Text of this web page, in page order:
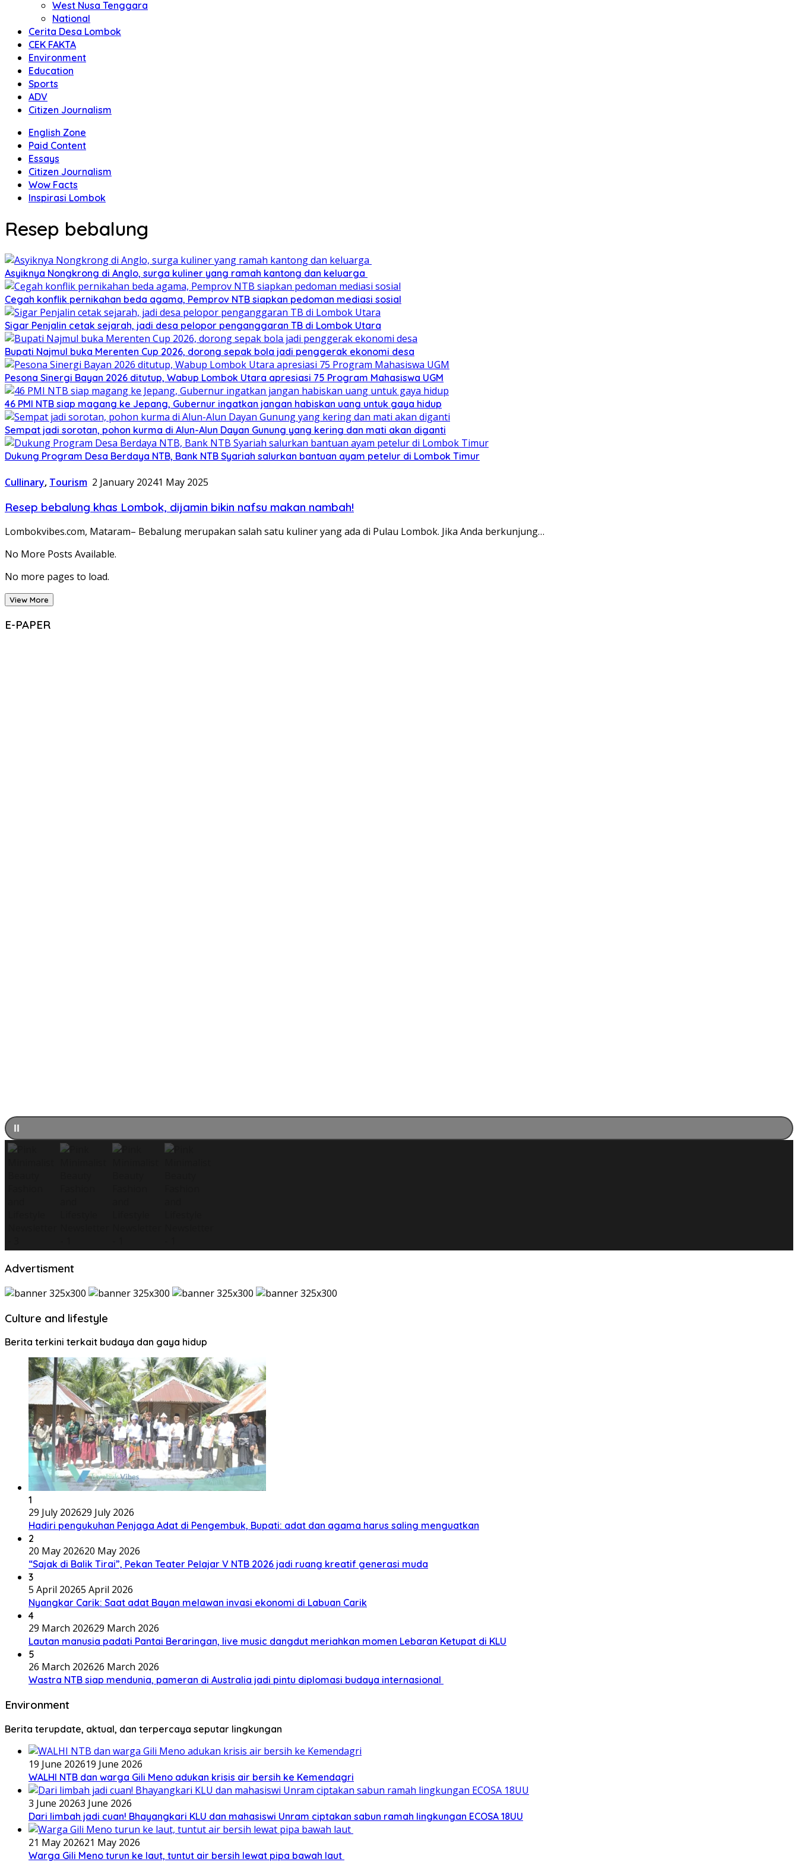
West Nusa Tenggara
National
Cerita Desa Lombok
CEK FAKTA
Environment
Education
Sports
ADV
Citizen Journalism
English Zone
Paid Content
Essays
Citizen Journalism
Wow Facts
Inspirasi Lombok
Resep bebalung
Asyiknya Nongkrong di Anglo, surga kuliner yang ramah kantong dan keluarga
Cegah konflik pernikahan beda agama, Pemprov NTB siapkan pedoman mediasi sosial
Sigar Penjalin cetak sejarah, jadi desa pelopor penganggaran TB di Lombok Utara
Bupati Najmul buka Merenten Cup 2026, dorong sepak bola jadi penggerak ekonomi desa
Pesona Sinergi Bayan 2026 ditutup, Wabup Lombok Utara apresiasi 75 Program Mahasiswa UGM
46 PMI NTB siap magang ke Jepang, Gubernur ingatkan jangan habiskan uang untuk gaya hidup
Sempat jadi sorotan, pohon kurma di Alun-Alun Dayan Gunung yang kering dan mati akan diganti
Dukung Program Desa Berdaya NTB, Bank NTB Syariah salurkan bantuan ayam petelur di Lombok Timur
Cullinary, Tourism 2 January 20241 May 2025
Resep bebalung khas Lombok, dijamin bikin nafsu makan nambah!
Lombokvibes.com, Mataram– Bebalung merupakan salah satu kuliner yang ada di Pulau Lombok. Jika Anda berkunjung…
No More Posts Available.
No more pages to load.
View More
E-PAPER
Advertisment
Culture and lifestyle
Berita terkini terkait budaya dan gaya hidup
1
29 July 202629 July 2026
Hadiri pengukuhan Penjaga Adat di Pengembuk, Bupati: adat dan agama harus saling menguatkan
2
20 May 202620 May 2026
“Sajak di Balik Tirai”, Pekan Teater Pelajar V NTB 2026 jadi ruang kreatif generasi muda
3
5 April 20265 April 2026
Nyangkar Carik: Saat adat Bayan melawan invasi ekonomi di Labuan Carik
4
29 March 202629 March 2026
Lautan manusia padati Pantai Beraringan, live music dangdut meriahkan momen Lebaran Ketupat di KLU
5
26 March 202626 March 2026
Wastra NTB siap mendunia, pameran di Australia jadi pintu diplomasi budaya internasional
Environment
Berita terupdate, aktual, dan terpercaya seputar lingkungan
19 June 202619 June 2026
WALHI NTB dan warga Gili Meno adukan krisis air bersih ke Kemendagri
3 June 20263 June 2026
Dari limbah jadi cuan! Bhayangkari KLU dan mahasiswi Unram ciptakan sabun ramah lingkungan ECOSA 18UU
21 May 202621 May 2026
Warga Gili Meno turun ke laut, tuntut air bersih lewat pipa bawah laut